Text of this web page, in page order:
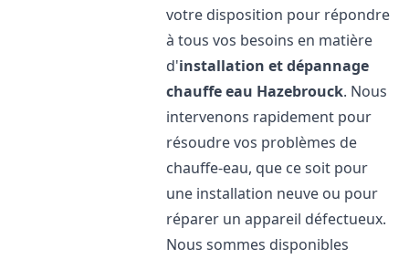
votre disposition pour répondre
à tous vos besoins en matière
d'installation et dépannage
chauffe eau Hazebrouck. Nous
intervenons rapidement pour
résoudre vos problèmes de
chauffe-eau, que ce soit pour
une installation neuve ou pour
réparer un appareil défectueux.
Nous sommes disponibles